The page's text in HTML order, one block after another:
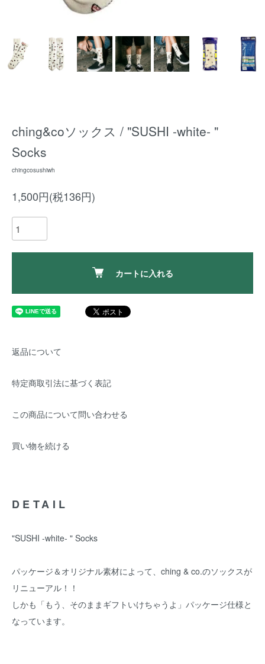
ching&coソックス / "SUSHI -white- "
Socks
chingcosushiwh
1,500円(税136円)
カートに入れる
返品について
特定商取引法に基づく表記
この商品について問い合わせる
買い物を続ける
DETAIL
"SUSHI -white- " Socks
パッケージ＆オリジナル素材によって、ching & co.のソックスが
リニューアル！！
しかも「もう、そのままギフトいけちゃうよ」パッケージ仕様と
なっています。